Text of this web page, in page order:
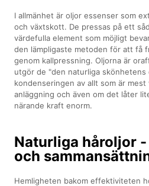
I allmänhet är oljor essenser som
och växtskott. De pressas på ett
värdefulla element som möjligt
den lämpligaste metoden för att få
genom kallpressning. Oljorna är
utgör de "den naturliga skönhetens
kondenseringen av allt som är
anläggning och även om det låter
närande kraft enorm.
Naturliga håroljor
och
Hemligheten bakom effektiviteten